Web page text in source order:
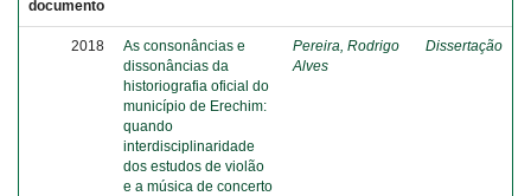
documento
2018
As consonâncias e
dissonâncias da
historiografia oficial do
município de Erechim:
quando
interdisciplinaridade
dos estudos de violão
e a música de concerto
Pereira, Rodrigo
Alves
Dissertação